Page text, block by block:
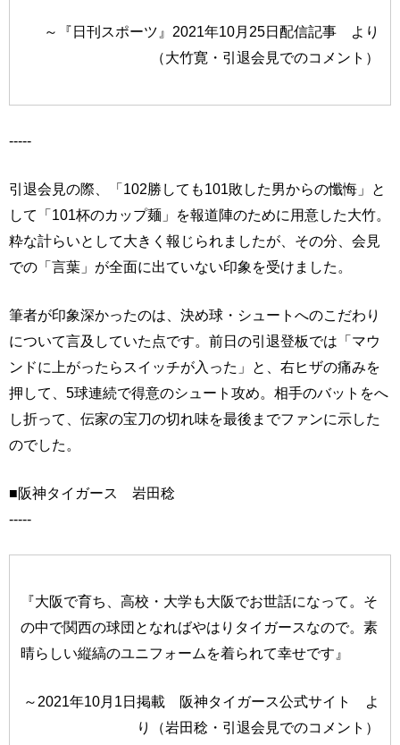
～『日刊スポーツ』2021年10月25日配信記事 より
（大竹寛・引退会見でのコメント）
-----
引退会見の際、「102勝しても101敗した男からの懺悔」と
して「101杯のカップ麺」を報道陣のために用意した大竹。
粋な計らいとして大きく報じられましたが、その分、会見
での「言葉」が全面に出ていない印象を受けました。
筆者が印象深かったのは、決め球・シュートへのこだわり
について言及していた点です。前日の引退登板では「マウ
ンドに上がったらスイッチが入った」と、右ヒザの痛みを
押して、5球連続で得意のシュート攻め。相手のバットをへ
し折って、伝家の宝刀の切れ味を最後までファンに示した
のでした。
■阪神タイガース 岩田稔
-----
『大阪で育ち、高校・大学も大阪でお世話になって。そ
の中で関西の球団となればやはりタイガースなので。素
晴らしい縦縞のユニフォームを着られて幸せです』
～2021年10月1日掲載 阪神タイガース公式サイト よ
り（岩田稔・引退会見でのコメント）